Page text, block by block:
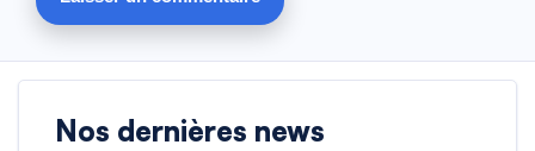
Nos dernières news